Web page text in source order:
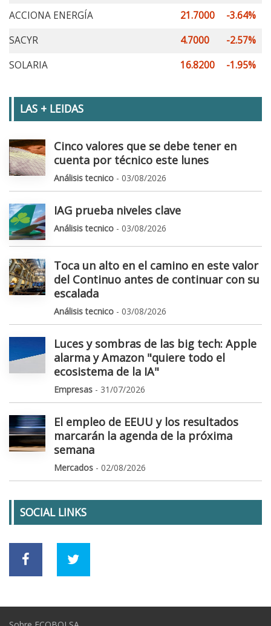
ACCIONA ENERGÍA
21.7000
-3.64%
SACYR
4.7000
-2.57%
SOLARIA
16.8200 -1.95%
LAS + LEIDAS
Cinco valores que se debe tener en
cuenta por técnico este lunes
Análisis tecnico - 03/08/2026
IAG prueba niveles clave
Análisis tecnico - 03/08/2026
Toca un alto en el camino en este valor
del Continuo antes de continuar con su
escalada
Análisis tecnico - 03/08/2026
Luces y sombras de las big tech: Apple
alarma y Amazon "quiere todo el
ecosistema de la IA"
Empresas - 31/07/2026
El empleo de EEUU y los resultados
marcarán la agenda de la próxima
semana
Mercados - 02/08/2026
SOCIAL LINKS